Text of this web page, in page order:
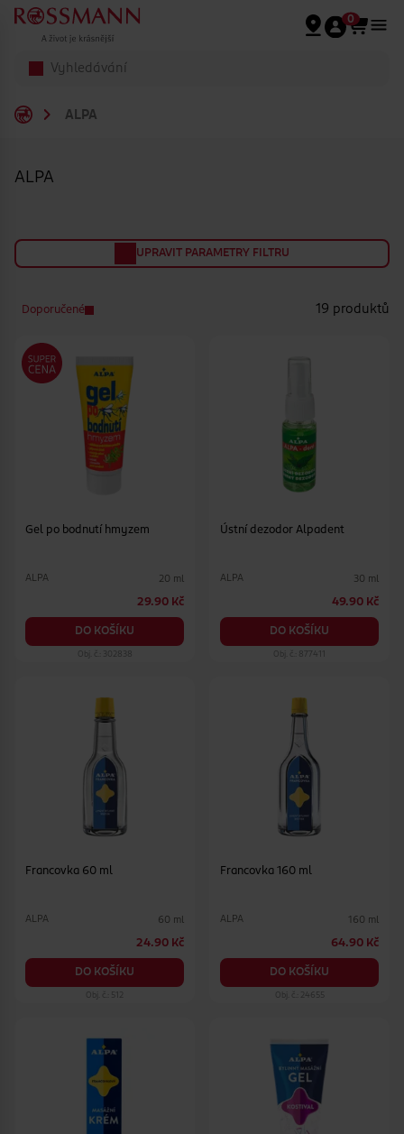
Přeskočit na hlavmní obsah
0
ALPA
ALPA
UPRAVIT PARAMETRY FILTRU
Doporučené 19 produktů
Gel po bodnutí hmyzem
ALPA 20 ml
29.90 Kč
DO KOŠÍKU
Obj. č.: 302838
Ústní dezodor Alpadent
ALPA 30 ml
49.90 Kč
DO KOŠÍKU
Obj. č.: 877411
Francovka 60 ml
ALPA 60 ml
24.90 Kč
DO KOŠÍKU
Obj. č.: 512
Francovka 160 ml
ALPA 160 ml
64.90 Kč
DO KOŠÍKU
Obj. č.: 24655